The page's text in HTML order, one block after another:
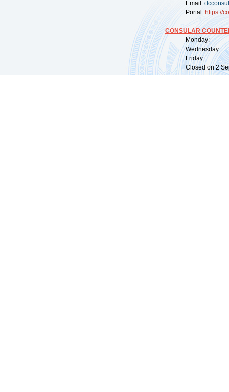
Email:
Portal: https://
CONSULAR
Monday:
Wednesday:
Friday:
Closed on 2